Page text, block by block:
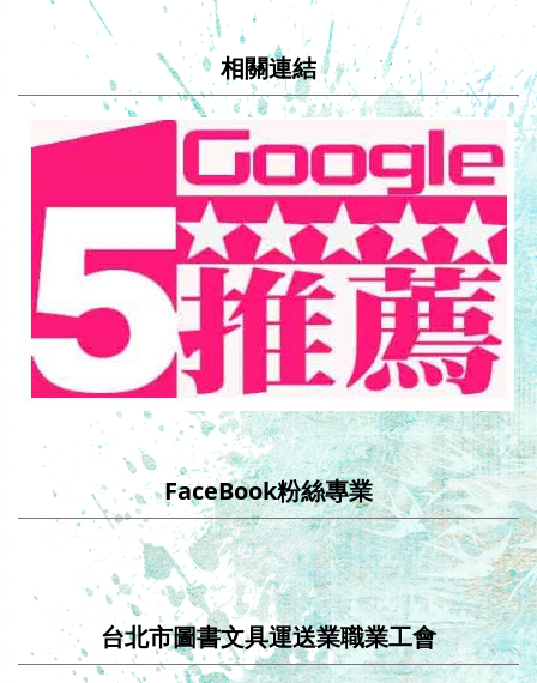
相關連結
FaceBook粉絲專業
台北市圖書文具運送業職業工會